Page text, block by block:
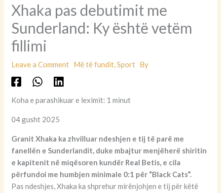
Xhaka pas debutimit me
Sunderland: Ky është vetëm
fillimi
Leave a Comment Më të fundit,Sport By
Koha e parashikuar e leximit: 1 minut
04 gusht 2025
Granit Xhaka ka zhvilluar ndeshjen e tij të parë me
fanellën e Sunderlandit, duke mbajtur menjëherë shiritin
e kapitenit në miqësoren kundër Real Betis, e cila
përfundoi me humbjen minimale 0:1 për “Black Cats”.
Pas ndeshjes, Xhaka ka shprehur mirënjohjen e tij për këtë